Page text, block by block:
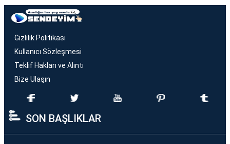
Gizlilik Politikası
Kullanıcı Sözleşmesi
Teklif Hakları ve Alıntı
Bize Ulaşın
SON BAŞLIKLAR